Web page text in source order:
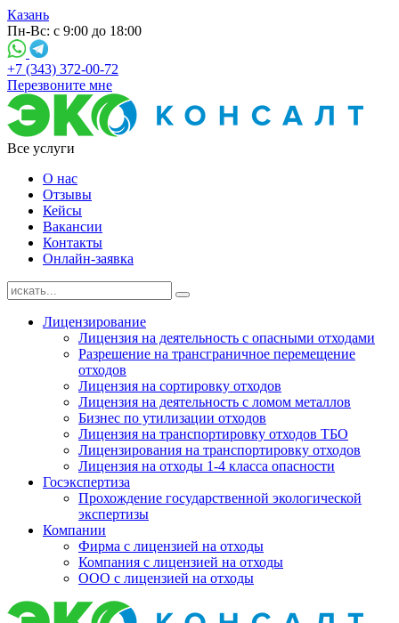
Казань
Пн-Вс: с 9:00 до 18:00
+7 (343) 372-00-72
Перезвоните мне
Все услуги
О нас
Отзывы
Кейсы
Вакансии
Контакты
Онлайн-заявка
Лицензирование
Лицензия на деятельность с опасными отходами
Разрешение на трансграничное перемещение
отходов
Лицензия на сортировку отходов
Лицензия на деятельность с ломом металлов
Бизнес по утилизации отходов
Лицензия на транспортировку отходов ТБО
Лицензирования на транспортировку отходов
Лицензия на отходы 1-4 класса опасности
Госэкспертиза
Прохождение государственной экологической
экспертизы
Компании
Фирма с лицензией на отходы
Компания с лицензией на отходы
ООО с лицензией на отходы